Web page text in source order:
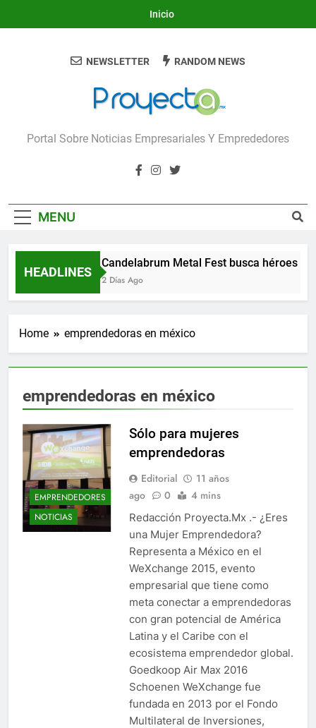
Inicio
Proyecta
Portal Sobre Noticias Empresariales Y Emprededores
NEWSLETTER RANDOM NEWS
MENU
HEADLINES
Candelabrum Metal Fest busca héroes de
2 Días Ago
Home emprendedoras en méxico
emprendedoras en méxico
EMPRENDEDORES
NOTICIAS
Sólo para mujeres
emprendedoras
Editorial
11 años
ago
0 4 mins
Redacción Proyecta.Mx .- ¿Eres
una Mujer Emprendedora?
Representa a México en el
WeXchange 2015, evento
empresarial que tiene como
meta conectar a emprendedoras
con gran potencial de América
Latina y el Caribe con el
ecosistema emprendedor global.
Goedkoop Air Max 2016
Schoenen WeXchange fue
fundada en 2013 por el Fondo
Multilateral de Inversiones,